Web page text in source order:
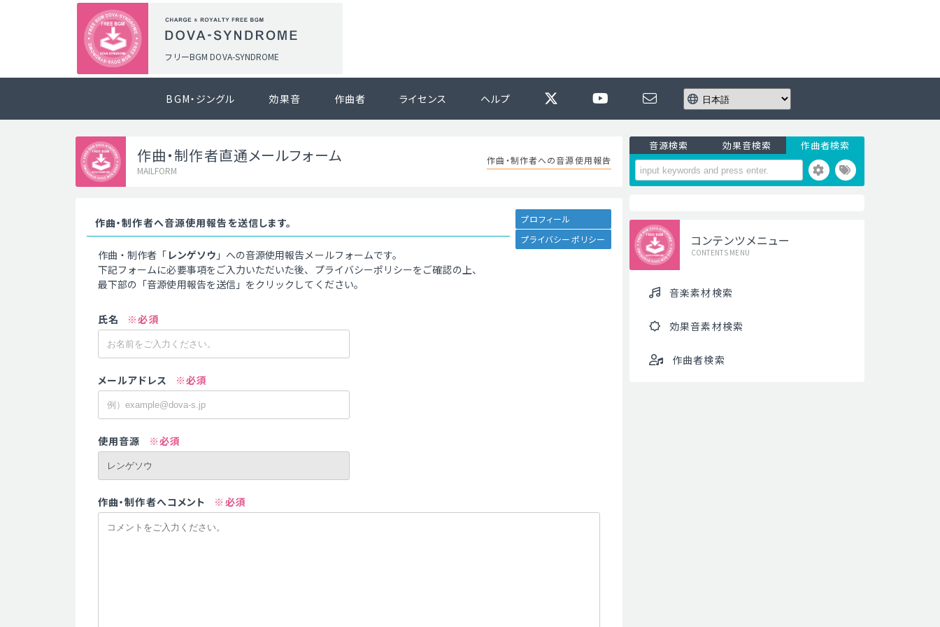
フリーBGM DOVA-SYNDROME
BGM・ジングル 効果音 作曲者 ライセンス ヘルプ
作曲・制作者直通メールフォーム
MAILFORM
作曲・制作者への音源使用報告
作曲・制作者へ音源使用報告を送信します。
プロフィール
プライバシーポリシー
作曲・制作者「 レンゲソウ 」への音源使用報告メールフォームです。
下記フォームに必要事項をご入力いただいた後、プライバシーポリシーをご確認の上、
最下部の「音源使用報告を送信」をクリックしてください。
氏名 ※必須
メールアドレス ※必須
使用音源 ※必須
作曲・制作者へコメント ※必須
音源検索 効果音検索 作曲者検索
コンテンツメニュー
CONTENTS MENU
音楽素材検索
効果音素材検索
作曲者検索